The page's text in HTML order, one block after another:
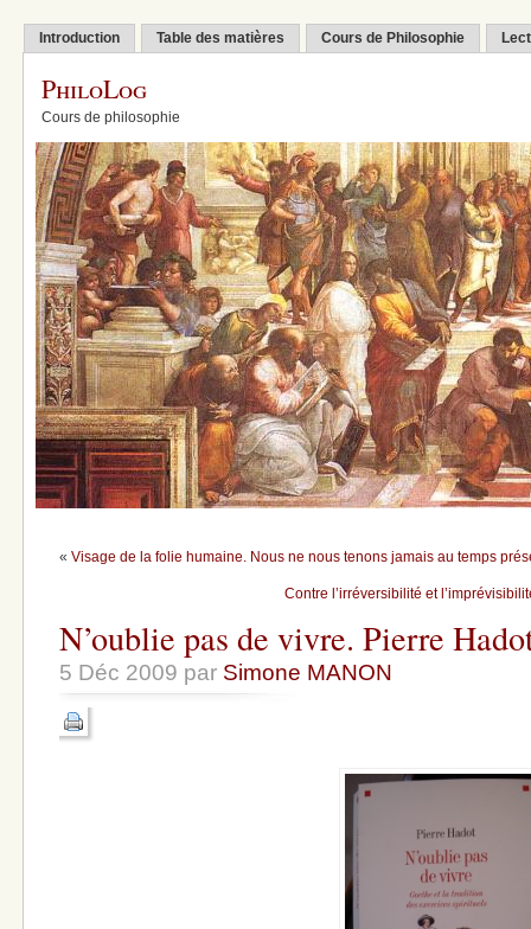
Introduction Table des matières Cours de Philosophie
PhiloLog
Cours de philosophie
« Visage de la folie humaine. Nous ne nous tenons jamais au temps
Contre l’irréversibilité et
N’oublie pas de vivre. Pierre
5 Déc 2009 par Simone MANON